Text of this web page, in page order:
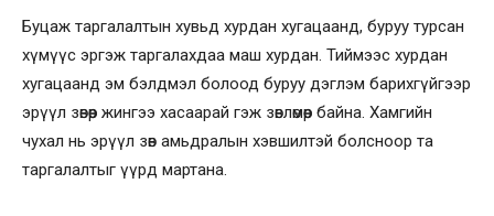
Буцаж таргалалтын хувьд хурдан хугацаанд, буруу турсан
хүмүүс эргэж таргалахдаа маш хурдан. Тиймээс хурдан
хугацаанд эм бэлдмэл болоод буруу дэглэм барихгүйгээр
эрүүл зөвөөр жингээ хасаарай гэж зөвлөмөөр байна. Хамгийн
чухал нь эрүүл зөв амьдралын хэвшилтэй болсноор та
таргалалтыг үүрд мартана.